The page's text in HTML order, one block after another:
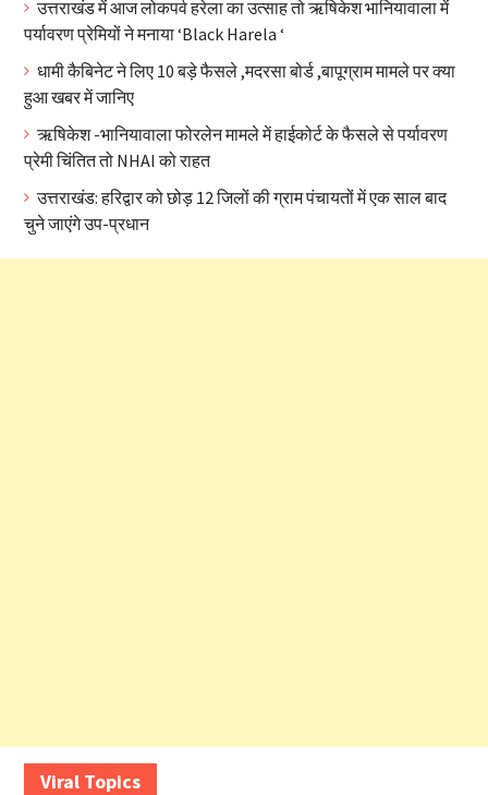
उत्तराखंड में आज लोकपर्व हरेला का उत्साह तो ऋषिकेश भानियावाला में
पर्यावरण प्रेमियों ने मनाया ‘Black Harela ‘
धामी कैबिनेट ने लिए 10 बड़े फैसले ,मदरसा बोर्ड ,बापूग्राम मामले पर क्या
हुआ खबर में जानिए
ऋषिकेश -भानियावाला फोरलेन मामले में हाईकोर्ट के फैसले से पर्यावरण
प्रेमी चिंतित तो NHAI को राहत
उत्तराखंड: हरिद्वार को छोड़ 12 जिलों की ग्राम पंचायतों में एक साल बाद
चुने जाएंगे उप-प्रधान
Viral Topics